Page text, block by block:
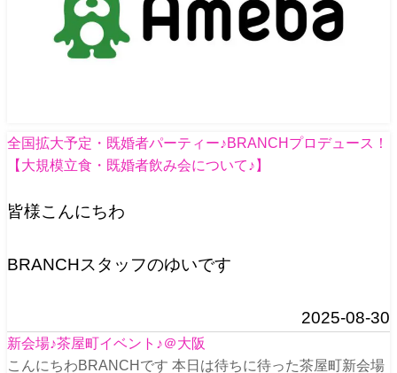
全国拡大予定・既婚者パーティー♪BRANCHプロデュース！
【大規模立食・既婚者飲み会について♪】
皆様こんにちわ
BRANCHスタッフのゆいです
2025-08-30
新会場♪茶屋町イベント♪＠大阪
こんにちわBRANCHです 本日は待ちに待った茶屋町新会場